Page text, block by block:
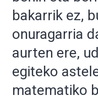
bakarrik ez,
onuragarria
aurten ere,
egiteko
matematiko